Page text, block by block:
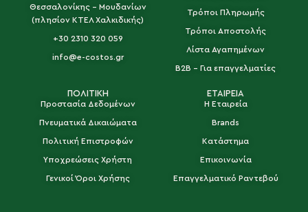
Θεσσαλονίκης - Μουδανίων
(πλησίον ΚΤΕΛ Χαλκιδικής)
+30 2310 320 059
info@e-costos.gr
Τρόποι Πληρωμής
Τρόποι Αποστολής
Λίστα Αγαπημένων
B2B - Για επαγγελματίες
ΠΟΛΙΤΙΚΗ
Προστασία Δεδομένων
Πνευματικά Δικαιώματα
Πολιτική Επιστροφών
Υποχρεώσεις Χρήστη
Γενικοί Όροι Χρήσης
ΕΤΑΙΡΕΙΑ
Η Εταιρεία
Brands
Κατάστημα
Επικοινωνία
Επαγγελματικό Ραντεβού